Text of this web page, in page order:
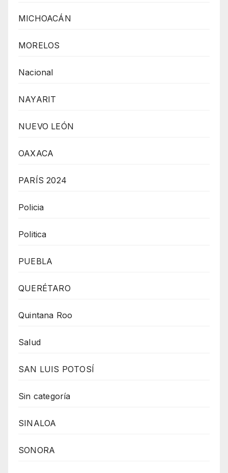
MICHOACÁN
MORELOS
Nacional
NAYARIT
NUEVO LEÓN
OAXACA
PARÍS 2024
Policia
Politica
PUEBLA
QUERÉTARO
Quintana Roo
Salud
SAN LUIS POTOSÍ
Sin categoría
SINALOA
SONORA